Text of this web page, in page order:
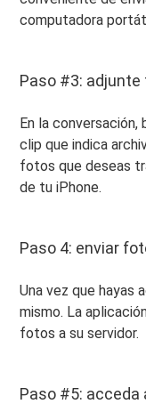
computadora
Paso #3:
En la conversación,
clip que indica
fotos que deseas
de tu iPhone.
Paso 4: enviar
Una vez que hayas
mismo. La
fotos a su servidor.
Paso #5: acceda